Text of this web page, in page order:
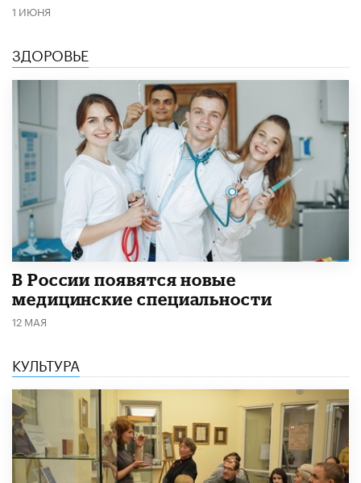
1 ИЮНЯ
ЗДОРОВЬЕ
В России появятся новые
медицинские специальности
12 МАЯ
КУЛЬТУРА